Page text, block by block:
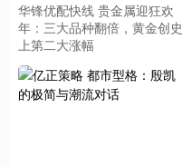
华锋优配快线 贵金属迎狂欢
年：三大品种翻倍，黄金创史
上第二大涨幅